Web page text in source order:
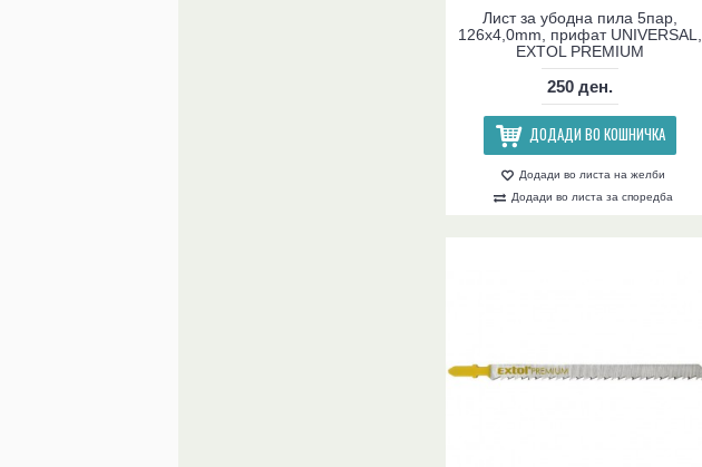
Лист за убодна пила 5пар,
126x4,0mm, прифат UNIVERSAL,
EXTOL PREMIUM
250 ден.
ДОДАДИ ВО КОШНИЧКА
Додади во листа на желби
Додади во листа за споредба